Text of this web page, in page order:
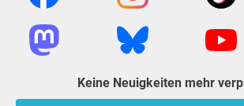
Keine Neuigkeiten mehr